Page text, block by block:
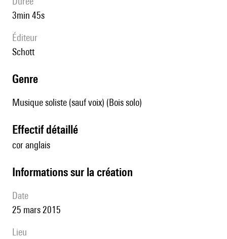
3min 45s
éditeur
Schott
genre
Musique soliste (sauf voix) (Bois solo)
effectif détaillé
cor anglais
informations sur la création
date
25 mars 2015
lieu